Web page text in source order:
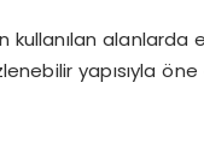
alanlarda
yapısıyla öne